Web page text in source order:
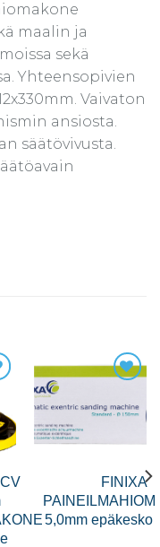
maalin ja
sekä
Yhteensopivien
Vaivaton
ansiosta.
säätövivusta.
FINIXA
5,0mm epäkesko